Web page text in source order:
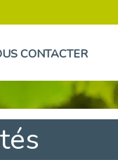
CONTACTER